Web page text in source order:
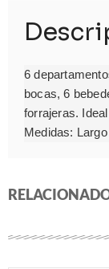
6
bocas, 6
forrajeras.
Medidas: